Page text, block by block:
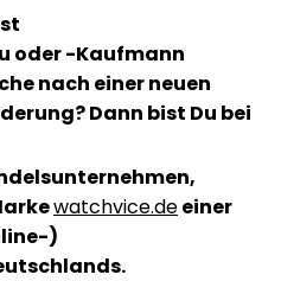
oder -Kaufmann
nach einer neuen
Dann bist Du bei
watchvice.deeiner
)